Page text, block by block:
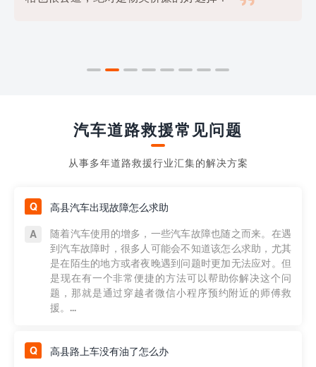
汽车道路救援常见问题
从事多年道路救援行业汇集的解决方案
高县汽车出现故障怎么求助
随着汽车使用的增多，一些汽车故障也随之而来。在遇
到汽车故障时，很多人可能会不知道该怎么求助，尤其
是在陌生的地方或者夜晚遇到问题时更加无法应对。但
是现在有一个非常便捷的方法可以帮助你解决这个问
题，那就是通过穿越者微信小程序预约附近的师傅救
援。...
高县路上车没有油了怎么办